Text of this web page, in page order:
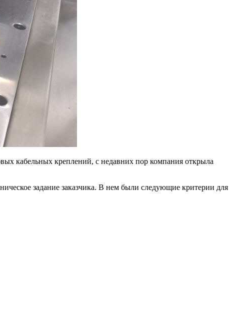
кабельных креплений, с недавних пор компания открыла
задание заказчика. В нем были следующие критерии для